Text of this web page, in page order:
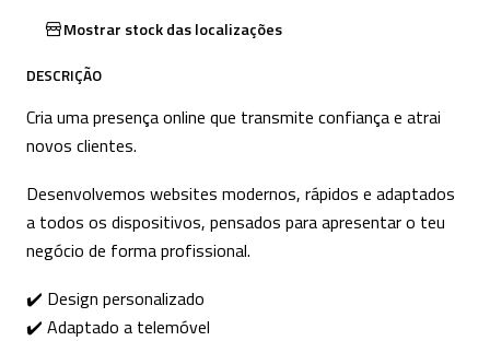
Mostrar stock das localizações
DESCRIÇÃO
Cria uma presença online que transmite confiança e atrai
novos clientes.
Desenvolvemos websites modernos, rápidos e adaptados
a todos os dispositivos, pensados para apresentar o teu
negócio de forma profissional.
✔️ Design personalizado
✔️ Adaptado a telemóvel